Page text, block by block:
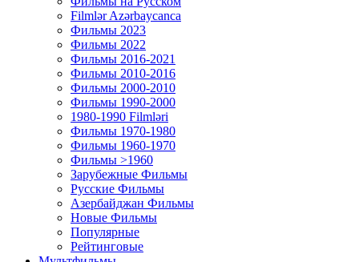
Filmlər Azərbaycanca
Фильмы 2023
Фильмы 2022
Фильмы 2016-2021
Фильмы 2010-2016
Фильмы 2000-2010
Фильмы 1990-2000
1980-1990 Filmləri
Фильмы 1970-1980
Фильмы 1960-1970
Фильмы >1960
Зарубежные Фильмы
Русские Фильмы
Азербайджан Фильмы
Новые Фильмы
Популярные
Рейтинговые